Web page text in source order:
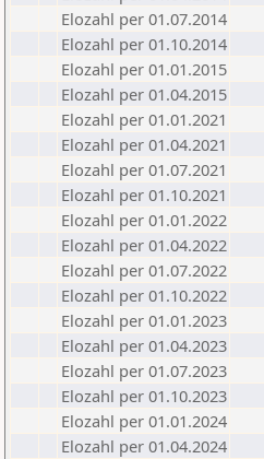
Elozahl per 01.07.2014
Elozahl per 01.10.2014
Elozahl per 01.01.2015
Elozahl per 01.04.2015
Elozahl per 01.01.2021
Elozahl per 01.04.2021
Elozahl per 01.07.2021
Elozahl per 01.10.2021
Elozahl per 01.01.2022
Elozahl per 01.04.2022
Elozahl per 01.07.2022
Elozahl per 01.10.2022
Elozahl per 01.01.2023
Elozahl per 01.04.2023
Elozahl per 01.07.2023
Elozahl per 01.10.2023
Elozahl per 01.01.2024
Elozahl per 01.04.2024